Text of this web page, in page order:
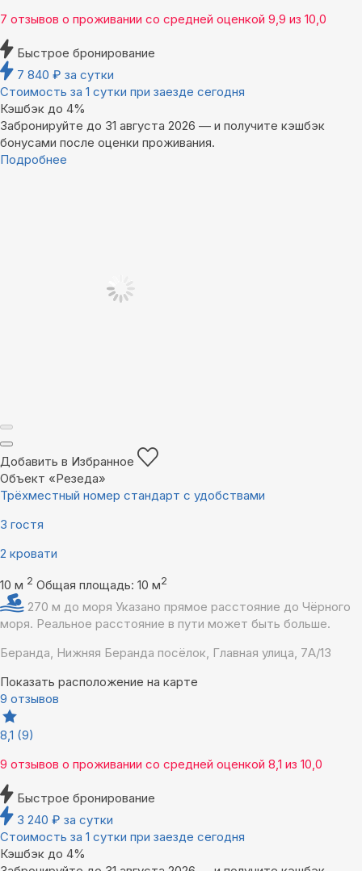
7 отзывов о проживании со средней оценкой 9,9 из 10,0
Быстрое бронирование
7 840 ₽ за сутки
Стоимость за 1 сутки при заезде сегодня
Кэшбэк до 4%
Забронируйте до 31 августа 2026 — и получите кэшбэк
бонусами после оценки проживания.
Подробнее
Добавить в Избранное
Объект «Резеда»
Трёхместный номер стандарт с удобствами
3 гостя
2 кровати
10 м 2 Общая площадь: 10 м2
270 м до моря Указано прямое расстояние до Чёрного
моря. Реальное расстояние в пути может быть больше.
Беранда, Нижняя Беранда посёлок, Главная улица, 7А/13
Показать расположение на карте
9 отзывов
8,1 (9)
9 отзывов о проживании со средней оценкой 8,1 из 10,0
Быстрое бронирование
3 240 ₽ за сутки
Стоимость за 1 сутки при заезде сегодня
Кэшбэк до 4%